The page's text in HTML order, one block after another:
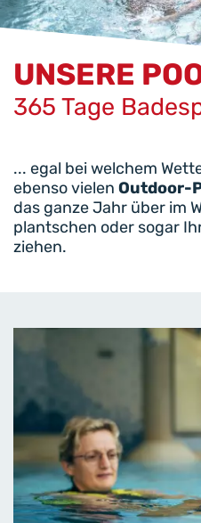
UNSERE
365 Tage
... egal bei welchem
ebenso vielen Outdoor-
das ganze Jahr über im
plantschen oder sogar
ziehen.